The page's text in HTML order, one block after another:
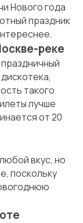
Нового года
праздник
реке
такого
лучше
от 20
вкус, но
поскольку